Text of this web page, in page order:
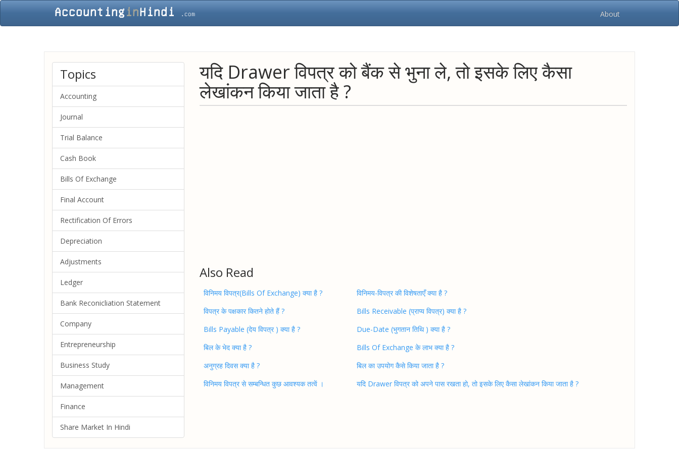
About
यदि Drawer विपत्र को बैंक से भुना ले, तो इसके लिए कैसा
लेखांकन किया जाता है ?
Also Read
विनिमय विपत्र(Bills Of Exchange) क्या है ?
विनिमय-विपत्र की विशेषताएँ क्या है ?
विपत्र के पक्षकार कितने होते हैं ?
Bills Receivable (प्राप्य विपत्र) क्या है ?
Bills Payable (देय विपत्र ) क्या है ?
Due-Date (भुगतान तिथि ) क्या है ?
बिल के भेद क्या है ?
Bills Of Exchange के लाभ क्या है ?
अनुग्रह दिवस क्या है ?
बिल का उपयोग कैसे किया जाता है ?
विनिमय विपत्र से सम्बन्धित कुछ आवश्यक तत्वें ।
यदि Drawer विपत्र को अपने पास रखता हो, तो इसके लिए कैसा लेखांकन किया जाता है ?
Topics
Accounting
Journal
Trial Balance
Cash Book
Bills Of Exchange
Final Account
Rectification Of Errors
Depreciation
Adjustments
Ledger
Bank Reconicliation Statement
Company
Entrepreneurship
Business Study
Management
Finance
Share Market In Hindi